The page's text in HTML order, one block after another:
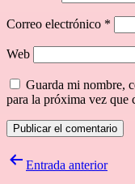
Correo electrónico *
Web
Guarda mi nombre,
para la próxima vez que
Navegación
Entrada anterior